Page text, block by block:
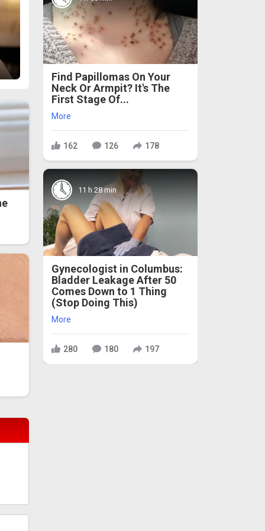
Find Papillomas On Your
Neck Or Armpit? It's The
First Stage Of...
More
162 126 178
11 h 28 min
Gynecologist in Columbus:
Bladder Leakage After 50
Comes Down to 1 Thing
(Stop Doing This)
More
280 180 197